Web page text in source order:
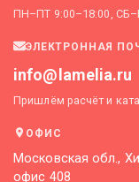
ПН–ПТ 9:00–18:00,
ЭЛЕКТРОННАЯ
info@lamelia.ru
Пришлём расчёт и
ОФИС
Московская обл.,
офис 408